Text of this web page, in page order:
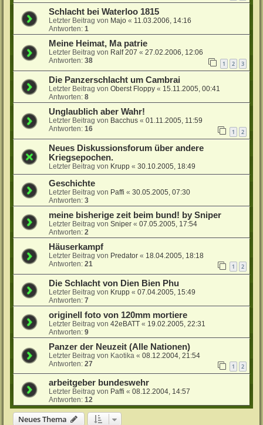
Schlacht bei Waterloo 1815
Letzter Beitrag von Majo « 11.03.2006, 14:16
Antworten:1
Meine Heimat, Ma patrie
Letzter Beitrag von Ralf 207 «27.02.2006, 12:06
Antworten:38 1 2 3
Die Panzerschlacht um Cambrai
Letzter Beitrag vonOberst Floppy « 15.11.2005, 00:41
Antworten:8
Unglaublich aber Wahr!
Letzter Beitrag von Bacchus «01.11.2005, 11:59
Antworten:16 1 2
Neues Diskussionsforum über andere
Kriegsepochen.
Letzter Beitrag von Krupp «30.10.2005, 18:49
Geschichte
Letzter Beitrag von Paffi «30.05.2005, 07:30
Antworten:3
meine bisherige zeit beim bund! by Sniper
Letzter Beitrag vonSniper «07.05.2005, 17:54
Antworten:2
Häuserkampf
Letzter Beitrag von Predator « 18.04.2005, 18:18
Antworten:21 1 2
Die Schlacht von Dien Bien Phu
Letzter Beitrag von Krupp «07.04.2005, 15:49
Antworten:7
originell foto von 120mm mortiere
Letzter Beitrag von42eBATT « 19.02.2005, 22:31
Antworten:9
Panzer der Neuzeit (Alle Nationen)
Letzter Beitrag von Kaotika «08.12.2004, 21:54
Antworten:27 1 2
arbeitgeber bundeswehr
Letzter Beitrag von Paffi «08.12.2004, 14:57
Antworten:12
Neues Thema